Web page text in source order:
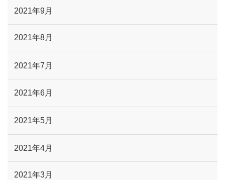
2021年9月
2021年8月
2021年7月
2021年6月
2021年5月
2021年4月
2021年3月